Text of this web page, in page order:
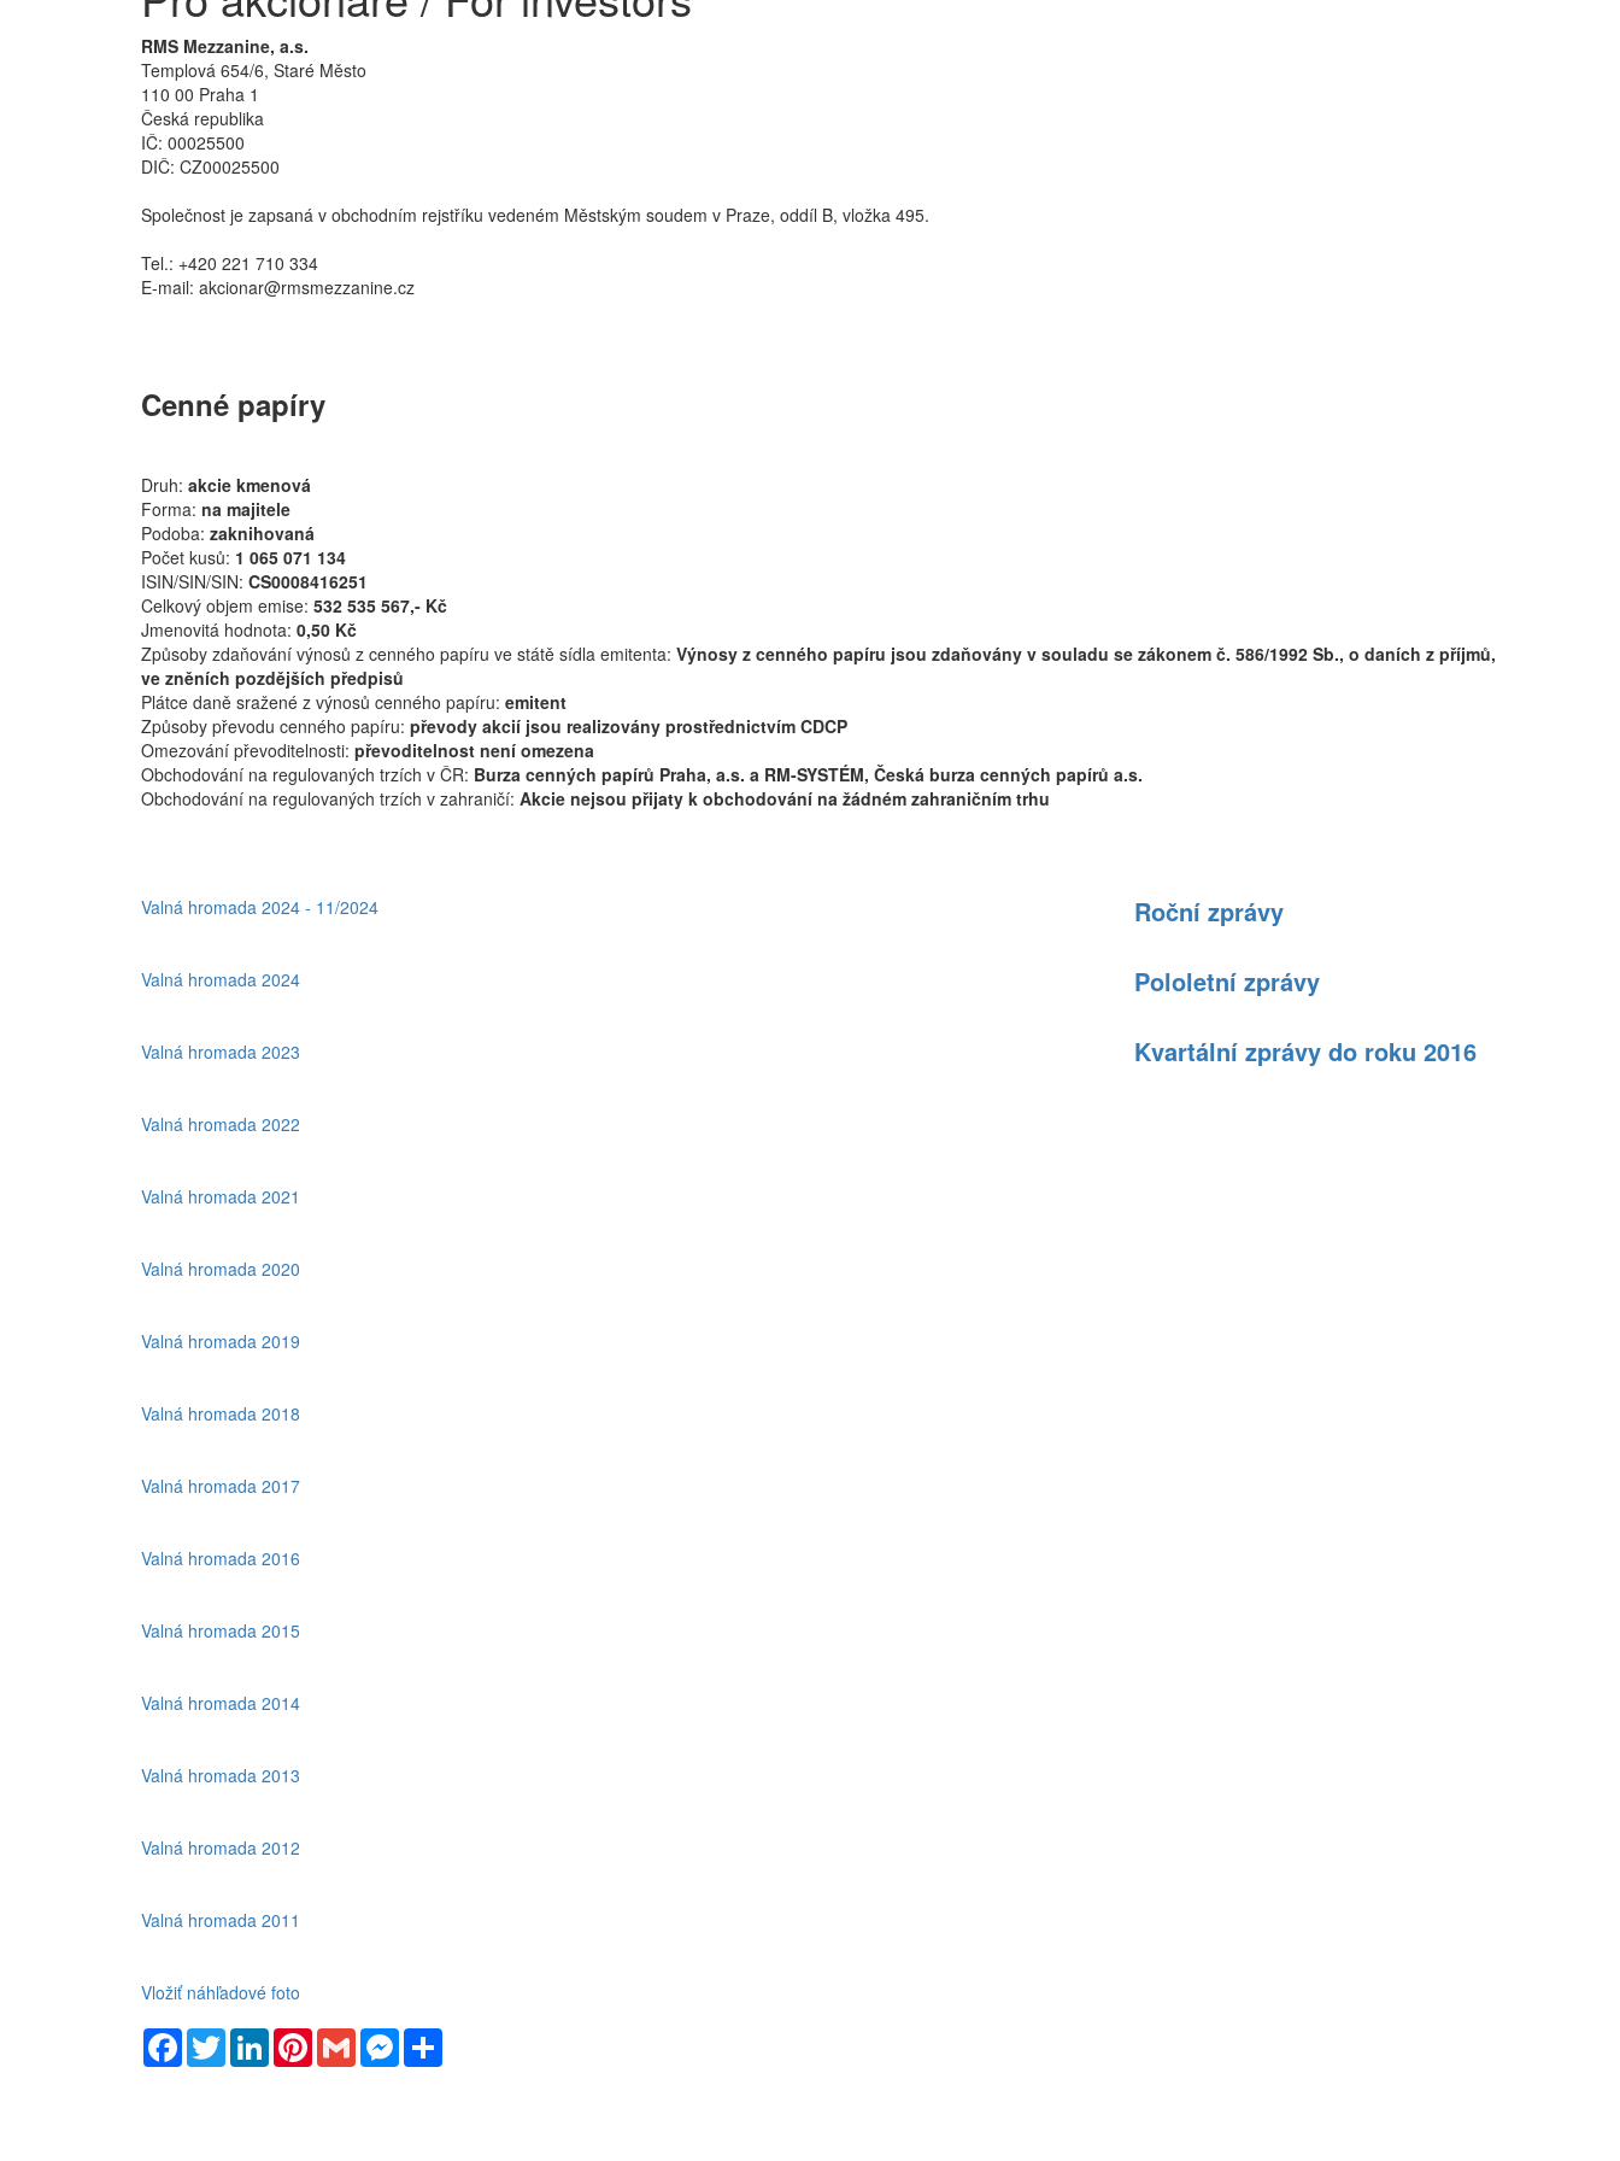
RMS Mezzanine, a.s.
Templová 654/6, Staré Město
110 00 Praha 1
Česká republika
IČ: 00025500
DIČ: CZ00025500
Společnost je zapsaná v obchodním rejstříku vedeném Městským soudem v Praze, oddíl B, vložka 495.
Tel.: +420 221 710 334
E-mail: akcionar@rmsmezzanine.cz
Cenné papíry
Druh: akcie kmenová
Forma: na majitele
Podoba: zaknihovaná
Počet kusů: 1 065 071 134
ISIN/SIN/SIN: CS0008416251
Celkový objem emise: 532 535 567,- Kč
Jmenovitá hodnota: 0,50 Kč
Způsoby zdaňování výnosů z cenného papíru ve státě sídla emitenta: Výnosy z cenného papíru jsou zdaňovány v souladu se zákonem č. 586/1992 Sb., o daních z příjmů,
ve zněních pozdějších předpisů
Plátce daně sražené z výnosů cenného papíru: emitent
Způsoby převodu cenného papíru: převody akcií jsou realizovány prostřednictvím CDCP
Omezování převoditelnosti: převoditelnost není omezena
Obchodování na regulovaných trzích v ČR: Burza cenných papírů Praha, a.s. a RM-SYSTÉM, Česká burza cenných papírů a.s.
Obchodování na regulovaných trzích v zahraničí: Akcie nejsou přijaty k obchodování na žádném zahraničním trhu
Roční zprávy
Pololetní zprávy
Kvartální zprávy do roku 2016
Valná hromada 2024 - 11/2024
Valná hromada 2024
Valná hromada 2023
Valná hromada 2022
Valná hromada 2021
Valná hromada 2020
Valná hromada 2019
Valná hromada 2018
Valná hromada 2017
Valná hromada 2016
Valná hromada 2015
Valná hromada 2014
Valná hromada 2013
Valná hromada 2012
Valná hromada 2011
Vložiť náhľadové foto
Facebook
TwitterLinkedInPinterestGmail Messenger